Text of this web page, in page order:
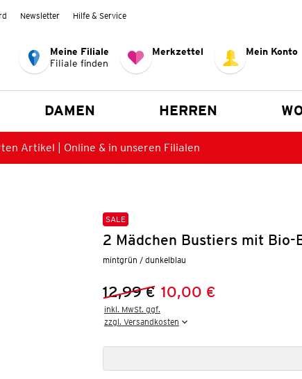
Newsletter Hilfe & Service
Meine Filiale
Filiale finden
Merkzettel Mein Konto
DAMEN HERREN
Artikel | Online & in unseren Filialen
SALE
2 Mädchen Bustiers mit Bio-
mintgrün / dunkelblau
Vorheriger Preis:
12,99 €
Neuer Preis:10,00 €
inkl. MwSt. ggf.
zzgl. Versandkosten